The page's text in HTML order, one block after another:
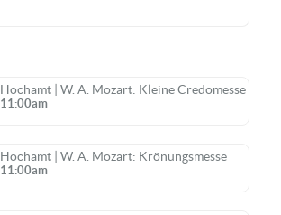
Hochamt | W. A. Mozart: Kleine Credomesse
11:00am
Hochamt | W. A. Mozart: Krönungsmesse
11:00am